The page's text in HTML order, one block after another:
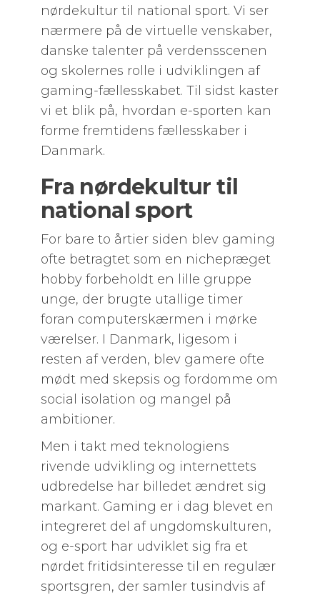
nørdekultur til national sport. Vi ser
nærmere på de virtuelle venskaber,
danske talenter på verdensscenen
og skolernes rolle i udviklingen af
gaming-fællesskabet. Til sidst kaster
vi et blik på, hvordan e-sporten kan
forme fremtidens fællesskaber i
Danmark.
Fra nørdekultur til
national sport
For bare to årtier siden blev gaming
ofte betragtet som en nichepræget
hobby forbeholdt en lille gruppe
unge, der brugte utallige timer
foran computerskærmen i mørke
værelser. I Danmark, ligesom i
resten af verden, blev gamere ofte
mødt med skepsis og fordomme om
social isolation og mangel på
ambitioner.
Men i takt med teknologiens
rivende udvikling og internettets
udbredelse har billedet ændret sig
markant. Gaming er i dag blevet en
integreret del af ungdomskulturen,
og e-sport har udviklet sig fra et
nørdet fritidsinteresse til en regulær
sportsgren, der samler tusindvis af